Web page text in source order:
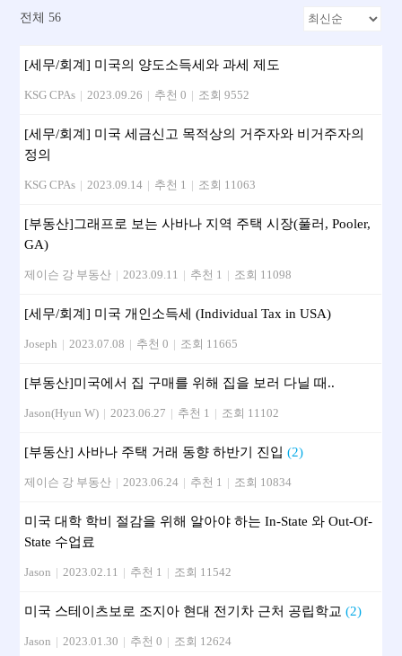
전체 56
[세무/회계] 미국의 양도소득세와 과세 제도
KSG CPAs | 2023.09.26 | 추천 0 | 조회 9552
[세무/회계] 미국 세금신고 목적상의 거주자와 비거주자의
정의
KSG CPAs | 2023.09.14 | 추천 1 | 조회 11063
[부동산]그래프로 보는 사바나 지역 주택 시장(풀러, Pooler,
GA)
제이슨 강 부동산 | 2023.09.11 | 추천 1 | 조회 11098
[세무/회계] 미국 개인소득세 (Individual Tax in USA)
Joseph | 2023.07.08 | 추천 0 | 조회 11665
[부동산] 미국에서 집 구매를 위해 집을 보러 다닐 때..
Jason(Hyun W) | 2023.06.27 | 추천 1 | 조회 11102
[부동산] 사바나 주택 거래 동향 하반기 진입(2)
제이슨 강 부동산 | 2023.06.24 | 추천 1 | 조회 10834
미국 대학 학비 절감을 위해 알아야 하는 In-State 와 Out-Of-
State 수업료
Jason | 2023.02.11 | 추천 1 | 조회 11542
미국 스테이츠보로 조지아 현대 전기차 근처 공립학교(2)
Jason | 2023.01.30 | 추천 0 | 조회 12624